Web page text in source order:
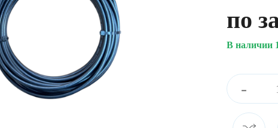
по
В наличии
-